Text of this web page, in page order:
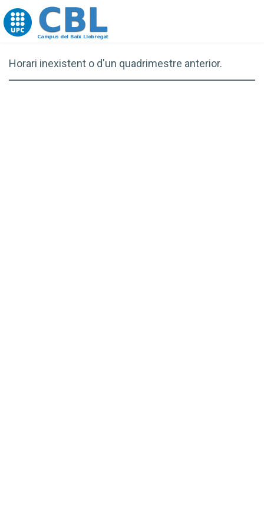
Go to upc.edu
Horari inexistent o d'un quadrimestre anterior.